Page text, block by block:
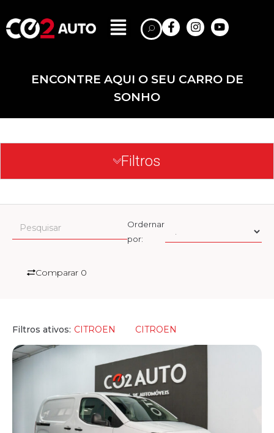
ENCONTRE AQUI O SEU CARRO DE
SONHO
Filtros
Comparar 0
Ordernar
por:
Filtros ativos: CITROEN CITROEN